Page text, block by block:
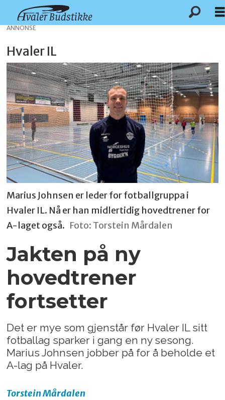
ANNONSE
Hvaler IL
Marius Johnsen er leder for fotballgruppa i
Hvaler IL. Nå er han midlertidig hovedtrener for
A-laget også. Foto: Torstein Mårdalen
Jakten på ny
hovedtrener
fortsetter
Det er mye som gjenstår før Hvaler IL sitt
fotballag sparker i gang en ny sesong.
Marius Johnsen jobber på for å beholde et
A-lag på Hvaler.
TorsteinMårdalen